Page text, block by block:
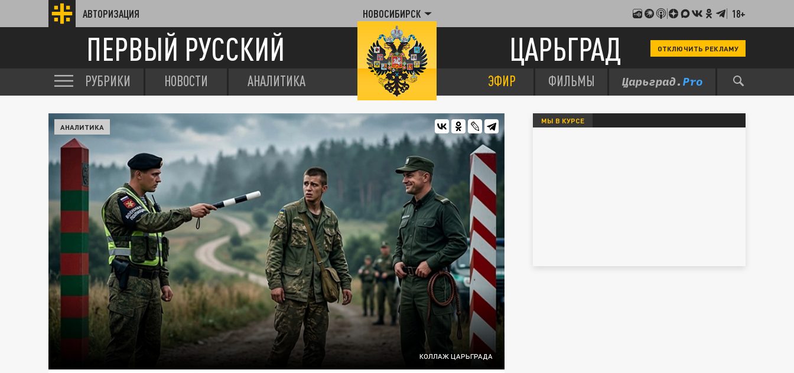
АВТОРИЗАЦИЯ НОВОСИБИРСК 18+
ПЕРВЫЙ РУССКИЙ ЦАРЬГРАД ОТКЛЮЧИТЬ РЕКЛАМУ
РУБРИКИ НОВОСТИ АНАЛИТИКА ЭФИР ФИЛЬМЫ
КОЛЛАЖ ЦАРЬГРАДА
АНАЛИТИКА
МЫ В КУРСЕ